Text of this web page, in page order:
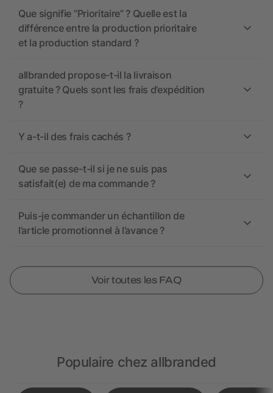
Que signifie “Prioritaire” ? Quelle est la
différence entre la production prioritaire
et la production standard ?
allbranded propose-t-il la livraison
gratuite ? Quels sont les frais d’expédition
?
Y a-t-il des frais cachés ?
Que se passe-t-il si je ne suis pas
satisfait(e) de ma commande ?
Puis-je commander un échantillon de
l’article promotionnel à l’avance ?
Voir toutes les FAQ
Populaire chez allbranded